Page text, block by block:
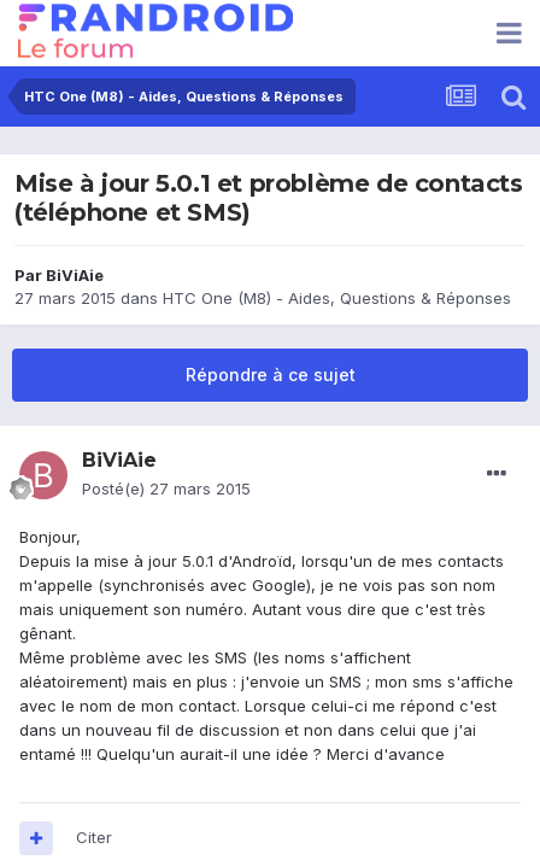
HTC One (M8) - Aides, Questions & Réponses
Mise à jour 5.0.1 et problème de contacts
(téléphone et SMS)
Par BiViAie
27 mars 2015 dans HTC One (M8) - Aides, Questions & Réponses
Répondre à ce sujet
BiViAie
Posté(e) 27 mars 2015
Bonjour,
Depuis la mise à jour 5.0.1 d'Androïd, lorsqu'un de mes contacts
m'appelle (synchronisés avec Google), je ne vois pas son nom
mais uniquement son numéro. Autant vous dire que c'est très
gênant.
Même problème avec les SMS (les noms s'affichent
aléatoirement) mais en plus : j'envoie un SMS ; mon sms s'affiche
avec le nom de mon contact. Lorsque celui-ci me répond c'est
dans un nouveau fil de discussion et non dans celui que j'ai
entamé !!! Quelqu'un aurait-il une idée ? Merci d'avance
Citer